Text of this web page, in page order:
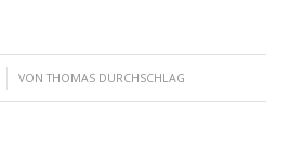
VONTHOMAS DURCHSCHLAG